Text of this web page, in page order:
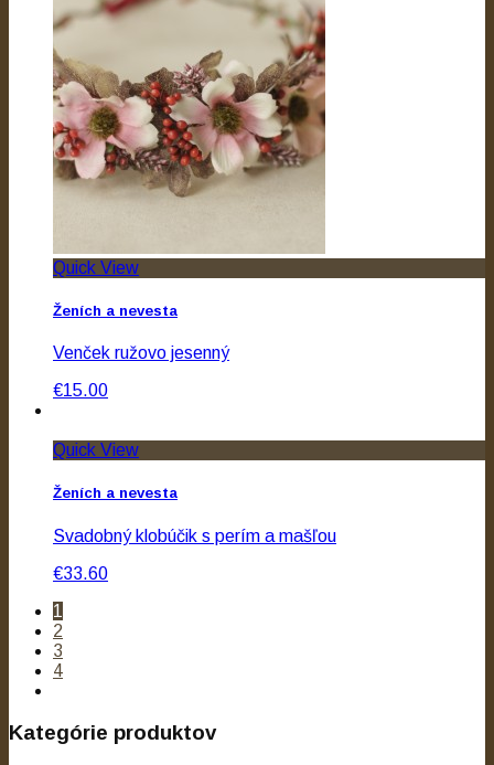
Quick View
Ženích a nevesta
Venček ružovo jesenný
€15.00
Quick View
Ženích a nevesta
Svadobný klobúčik s perím a mašľou
€33.60
1
2
3
4
Kategórie produktov